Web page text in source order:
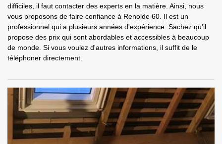
difficiles, il faut contacter des experts en la matière. Ainsi, nous
vous proposons de faire confiance à Renolde 60. Il est un
professionnel qui a plusieurs années d'expérience. Sachez qu'il
propose des prix qui sont abordables et accessibles à beaucoup
de monde. Si vous voulez d'autres informations, il suffit de le
téléphoner directement.